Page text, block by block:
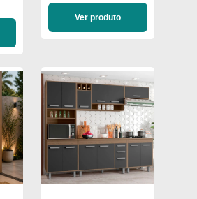
Ver produto